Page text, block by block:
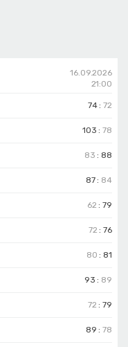
16.09.2026
21:00
74 :72
103 :78
83 : 88
87 : 84
62 :79
72 :76
80 : 81
93 : 89
72 :79
89 :78